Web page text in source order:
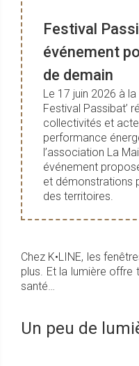
Festival
événement
de demain
Le 17 juin 2026 à
Festival Passibat’
collectivités et
performance
l’association La
événement
et démonstrations
des territoires.
Chez K•LINE, les
plus. Et la lumière offre
santé…
Un peu de